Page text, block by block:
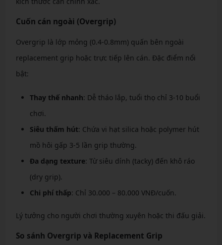
Cuốn cán ngoài (Overgrip)
Overgrip là lớp mỏng (0.4-0.8mm) quấn bên ngoài
replacement grip hoặc trực tiếp lên cán. Đặc điểm nổi
bật:
Thay thế nhanh: Dễ tháo lắp, tuổi thọ chỉ 3-10 buổi
chơi.
Siêu thấm hút: Chứa vi hạt silica hoặc polymer hút
mồ hôi gấp 3-5 lần grip thường.
Đa dạng texture: Từ siêu dính (tacky) đến khô ráo
(dry grip).
Chi phí thấp: Chỉ 30.000 – 80.000 VNĐ/cuốn.
Lý tưởng cho người chơi thường xuyên hoặc thi đấu giải.
So sánh Overgrip và Replacement Grip